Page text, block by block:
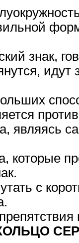
знак,
являясь
которые
с